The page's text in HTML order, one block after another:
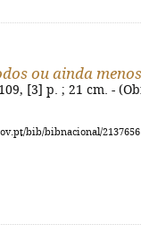
ou ainda menos
[3] p. ; 21 cm. -
bib/bibnacional/2137656